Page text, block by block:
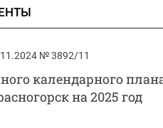
№ 3892/11
календарного
на 2025 год